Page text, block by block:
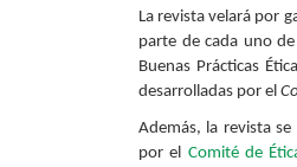
La revista velará por
parte de cada uno
Buenas Prácticas
desarrolladas por el
Además, la revista se
por el Comité de